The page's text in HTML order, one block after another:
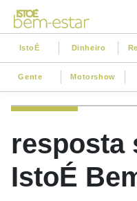
IstoÉ Dinheiro
Gente Motorshow
resposta
IstoÉ